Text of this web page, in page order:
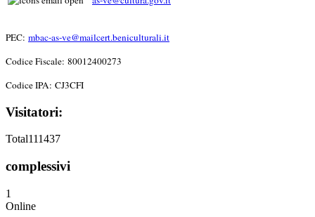
PEC: mbac-as-ve@mailcert.beniculturali.it
Codice Fiscale: 80012400273
Codice IPA: CJ3CFI
Visitatori:
Total111437
complessivi
1
Online